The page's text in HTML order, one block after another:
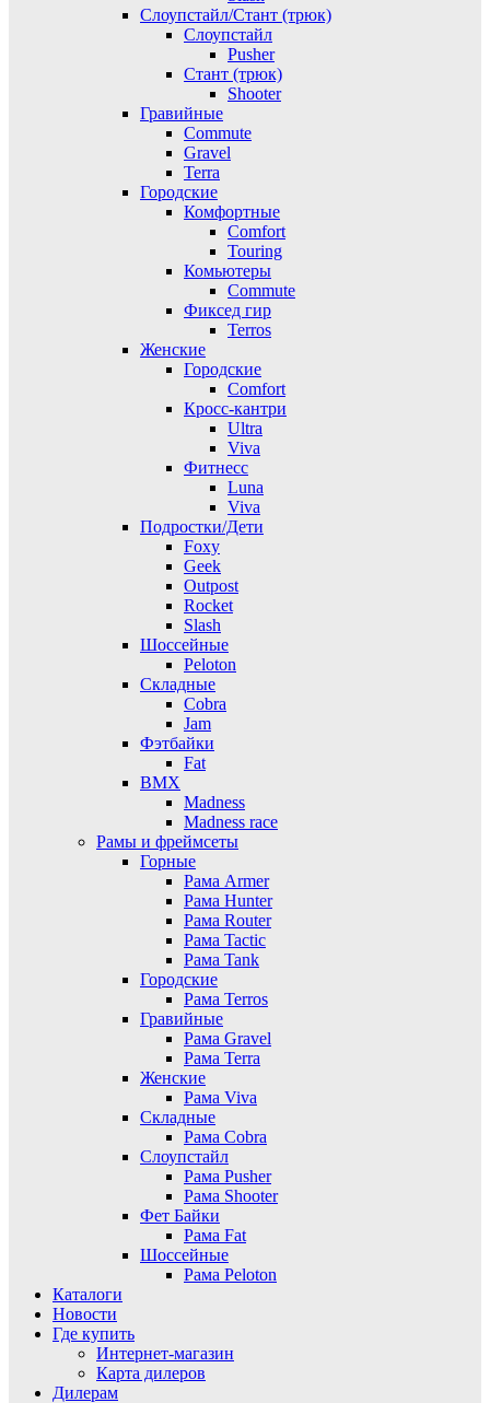
Слоупстайл/Стант (трюк)
Слоупстайл
Pusher
Стант (трюк)
Shooter
Гравийные
Commute
Gravel
Terra
Городские
Комфортные
Comfort
Touring
Комьютеры
Commute
Фиксед гир
Terros
Женские
Городские
Comfort
Кросс-кантри
Ultra
Viva
Фитнесс
Luna
Viva
Подростки/Дети
Foxy
Geek
Outpost
Rocket
Slash
Шоссейные
Peloton
Складные
Cobra
Jam
Фэтбайки
Fat
BMX
Madness
Madness race
Рамы и фреймсеты
Горные
Рама Armer
Рама Hunter
Рама Router
Рама Tactic
Рама Tank
Городские
Рама Terros
Гравийные
Рама Gravel
Рама Terra
Женские
Рама Viva
Складные
Рама Cobra
Слоупстайл
Рама Pusher
Рама Shooter
Фет Байки
Рама Fat
Шоссейные
Рама Peloton
Каталоги
Новости
Где купить
Интернет-магазин
Карта дилеров
Дилерам